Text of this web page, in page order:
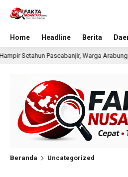
Home Headline Berita
Arabungong Masih Menunggu Bantuan
Beranda Uncategorized